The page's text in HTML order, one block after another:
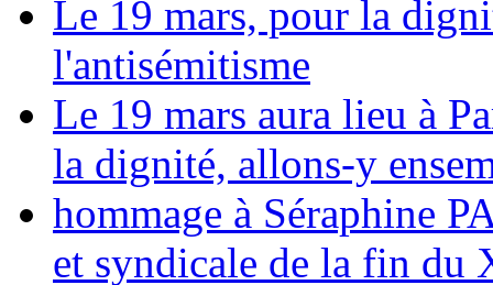
Le 19 mars, pour la
l'antisémitisme
Le 19 mars aura lieu à
la dignité, allons-y
hommage à Séraphine
et syndicale de la fin du